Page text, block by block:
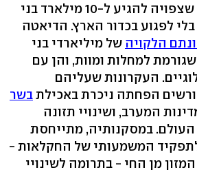
לאוכלוסיית העולם שצפויה להגיע ל-10 מילארד בני
וזאת בלי לפגוע בכדור הארץ. הדיאטה
הלקויה של מיליארדי בני
למחלות ומוות, והן עם
העקרונות שעליהם
הפחתה ניכרת באכילתבשר
המערב, ושינויי תזונה
העולם. במסקנותיה, מתייחסת
המשמעותי של החקלאות -
מן החי - בתרומה לשינויי